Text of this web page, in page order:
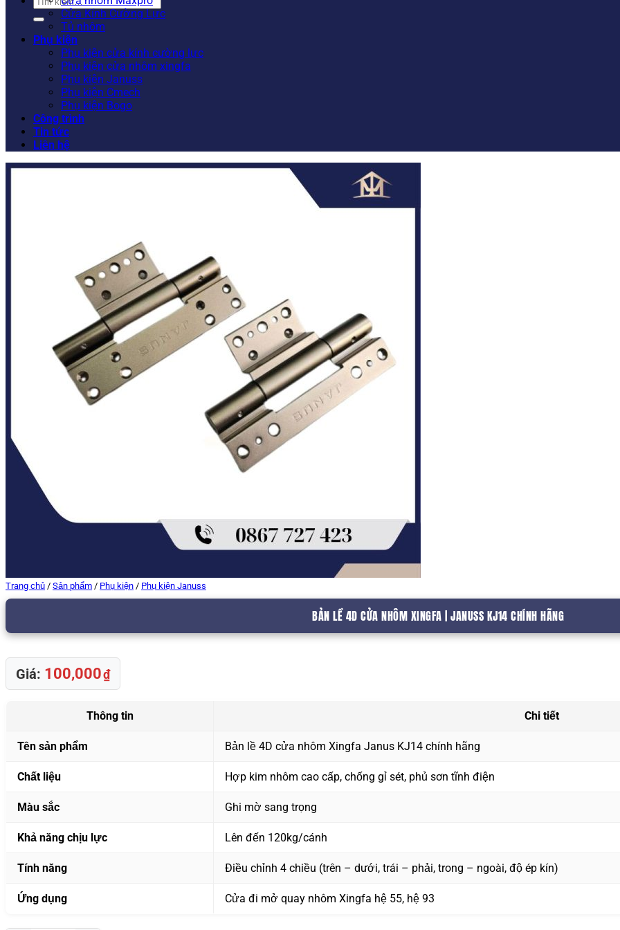
kiếm:Cửa Kính Cường Lực
Tủ nhôm
Phụ kiện
Phụ kiện cửa kính cường lực
Phụ kiện cửa nhôm xingfa
Phụ kiện Januss
Phụ kiện Cmech
Phụ kiện Bogo
Công trình
Tin tức
Liên hệ
Trang chủ / Sản phẩm / Phụ kiện / Phụ kiện Januss
BẢN LỀ 4D CỬA NHÔM XINGFA | JANUSS KJ14 CHÍNH HÃNG
Giá: 100,000₫
Thông tin Chi tiết
Tên sản phẩm Bản lề 4D cửa nhôm Xingfa Janus KJ14 chính hãng
Chất liệu Hợp kim nhôm cao cấp, chống gỉ sét, phủ sơn tĩnh điện
Màu sắc Ghi mờ sang trọng
Khả năng chịu lực Lên đến 120kg/cánh
Tính năng Điều chỉnh 4 chiều (trên – dưới, trái – phải, trong – ngoài, độ ép kín)
Ứng dụng Cửa đi mở quay nhôm Xingfa hệ 55, hệ 93